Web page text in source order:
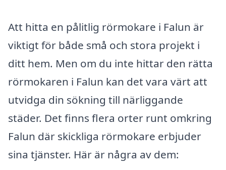
Att hitta en pålitlig rörmokare i Falun är
viktigt för både små och stora projekt i
ditt hem. Men om du inte hittar den rätta
rörmokaren i Falun kan det vara värt att
utvidga din sökning till närliggande
städer. Det finns flera orter runt omkring
Falun där skickliga rörmokare erbjuder
sina tjänster. Här är några av dem: